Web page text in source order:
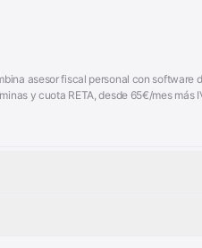
asesor fiscal personal con software
y cuota RETA, desde 65€/mes más